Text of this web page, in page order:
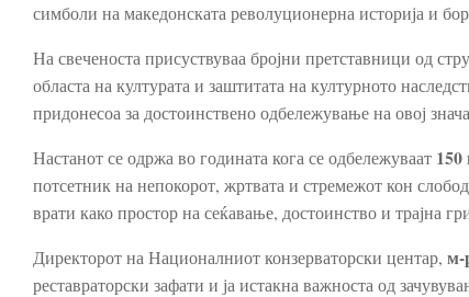
симболи на македонската револуционерна историја и
На свеченоста присуствуваа бројни претставници од
областа на културата и заштитата на културното
придонесоа за достоинствено одбележување на овој
Настанот се одржа во годината кога се одбележуваат 150
потсетник на непокорот, жртвата и стремежот кон
врати како простор на сеќавање, достоинство и трајна
Директорот на Националниот конзерваторски центар, м-
реставраторски зафати и ја истакна важноста од